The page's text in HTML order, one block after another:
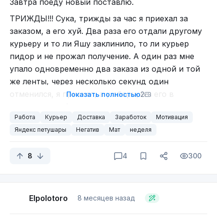
Завтра поеду новый поставлю.
ТРИЖДЫ!!! Сука, трижды за час я приехал за
заказом, а его хуй. Два раза его отдали другому
курьеру и то ли Яшу заклинило, то ли курьер
пидор и не прожал получение. А один раз мне
упало одновременно два заказа из одной и той
же ленты, через несколько секунд один
отменился, я приехал, а у сборщика его в
И еще один раз я почти приехал за заказом, 40
метров осталось и отправитель отменил заказ. Я
в рот давал. Пидоры короче.
не смог, поддержка не смогла и мне сказали
Показать полностью2
Работа Курьер Доставка Заработок
Мотивация
Яндекс петушары
Негатив Мат неделя
8 4 300
Elpolotoro 8 месяцев назад